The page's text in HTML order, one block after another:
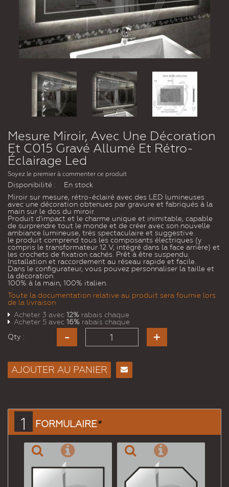
Mesure Miroir, Avec Une Décoration
Et C015 Gravé Allumé Et Rétro-
Éclairage Led
Soyez le premier à commenter ce produit
Disponibilité :
En stock
Miroir sur mesure, rétro-éclairé avec des LED lumineuses
avec une décoration obtenues par gravure et fabriqués à la
main sur le dos du miroir.
Produit d'impact et le charme unique et inimitable, capable
de surprendre tout le monde et de créer avec son nouvelle
ambiance lumineuse, très spectaculaire et suggestive.
le produit comprend tous les composants électriques (y
compris le transformateur 12 V, intégré dans la face arrière) et
les crochets de fixation cachés. Prêt à être suspendu.
Installation et raccordement au réseau rapide et facile.
Dans le configurateur, vous pouvez personnaliser la taille et
la décoration.
100% à la main, 100% italien.
Toute la documentation relative au produit sera fournie lors
de la livraison
Acheter 3 avec 12% rabais chaque
Acheter 5 avec 16% rabais chaque
Qty :
AJOUTER AU PANIER
1 FORMULAIRE*